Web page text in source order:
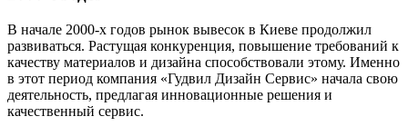
В начале 2000-х годов рынок вывесок в Киеве продолжил
развиваться. Растущая конкуренция, повышение требований к
качеству материалов и дизайна способствовали этому. Именно
в этот период компания «Гудвил Дизайн Сервис» начала свою
деятельность, предлагая инновационные решения и
качественный сервис.